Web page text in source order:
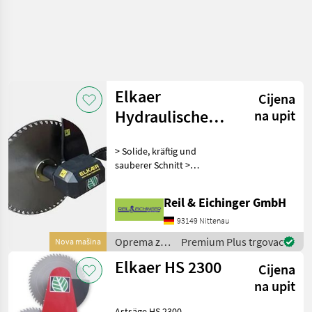
Nova mašina
Elkaer
Hydraulische
HKL
Cijena
na upit
> Solide, kräftig und
sauberer Schnitt >
Gewicht > 800 mm
Arbeitsbreite > ideal, um
Sträucher und Hecken von
oben ab
Reil & Eichinger GmbH
93149 Nittenau
Oprema za
uređenje
drveća /
Premium Plus trgovac
Elkaer HS 2300
Cijena
na upit